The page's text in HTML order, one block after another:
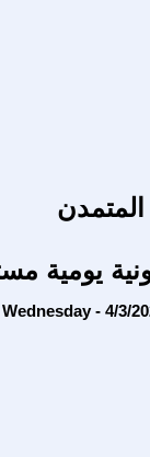
المتمدن
يومية